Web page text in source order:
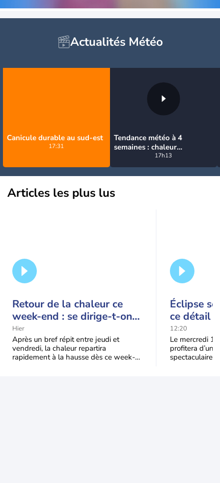
Actualités Météo
Canicule durable au sud-est
17:31
Tendance météo à 4
semaines : chaleur
prédominante jusqu'en
septembre
17h13
Articles les plus lus
Retour de la chaleur ce
week-end : se dirige-t-on
vers une cinquième vague
de chaleur en France ?
Hier
Après un bref répit entre jeudi et
vendredi, la chaleur repartira
rapidement à la hausse dès ce week-
Éclipse
ce détail
spectacle
12:20
Le mercredi
profitera
spectaculaire,